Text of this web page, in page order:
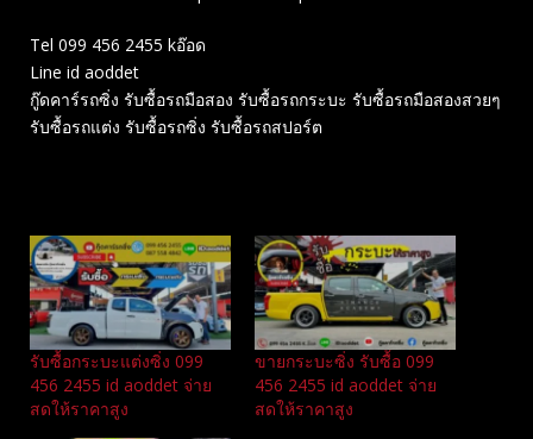
Tel 099 456 2455 kอ๊อด
Line id aoddet
กู๊ดคาร์รถซิ่ง รับซื้อรถมือสอง รับซื้อรถกระบะ รับซื้อรถมือสองสวยๆ
รับซื้อรถแต่ง รับซื้อรถซิ่ง รับซื้อรถสปอร์ต
รับซื้อกระบะแต่งซิ่ง 099
456 2455 id aoddet จ่าย
สดให้ราคาสูง
ขายกระบะซิ่ง รับซื้อ 099
456 2455 id aoddet จ่าย
สดให้ราคาสูง